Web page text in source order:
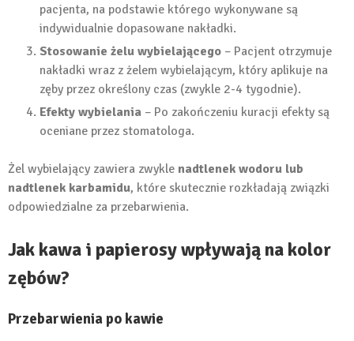
pacjenta, na podstawie którego wykonywane są
indywidualnie dopasowane nakładki.
Stosowanie żelu wybielającego – Pacjent otrzymuje
nakładki wraz z żelem wybielającym, który aplikuje na
zęby przez określony czas (zwykle 2-4 tygodnie).
Efekty wybielania – Po zakończeniu kuracji efekty są
oceniane przez stomatologa.
Żel wybielający zawiera zwykle nadtlenek wodoru lub
nadtlenek karbamidu, które skutecznie rozkładają związki
odpowiedzialne za przebarwienia.
Jak kawa i papierosy wpływają na kolor
zębów?
Przebarwienia po kawie